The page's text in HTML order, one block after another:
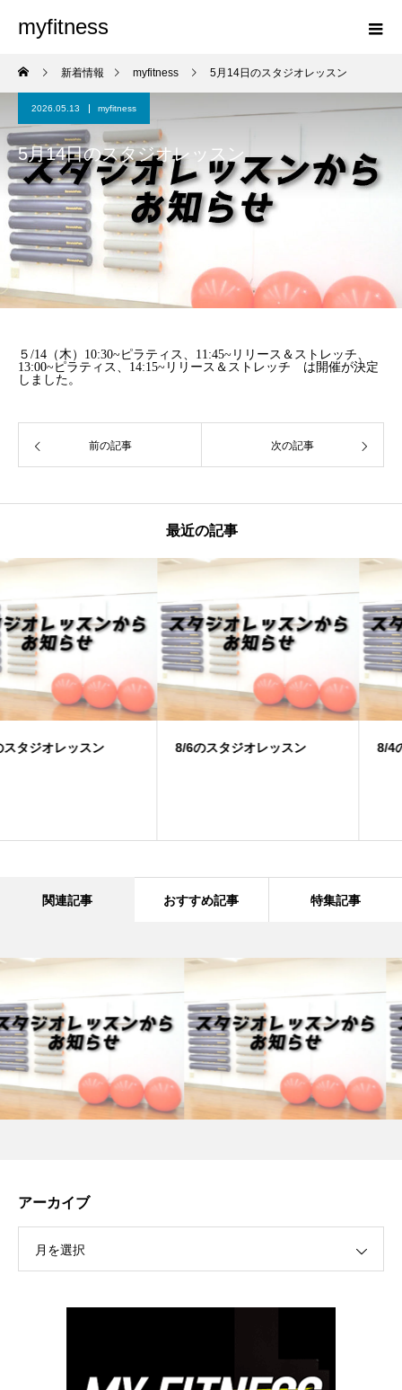
myfitness
新着情報 myfitness 5月14日のスタジオレッスン
2026.05.13 myfitness
5月14日のスタジオレッスン
５/14（木）10:30~ピラティス、11:45~リリース＆ストレッチ、
13:00~ピラティス、14:15~リリース＆ストレッチ は開催が決定
しました。
前の記事 次の記事
最近の記事
8/6のスタジオレッスン 8/4のスタジオレッスン
関連記事 おすすめ記事 特集記事
アーカイブ
月を選択